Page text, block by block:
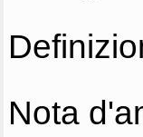
Nota